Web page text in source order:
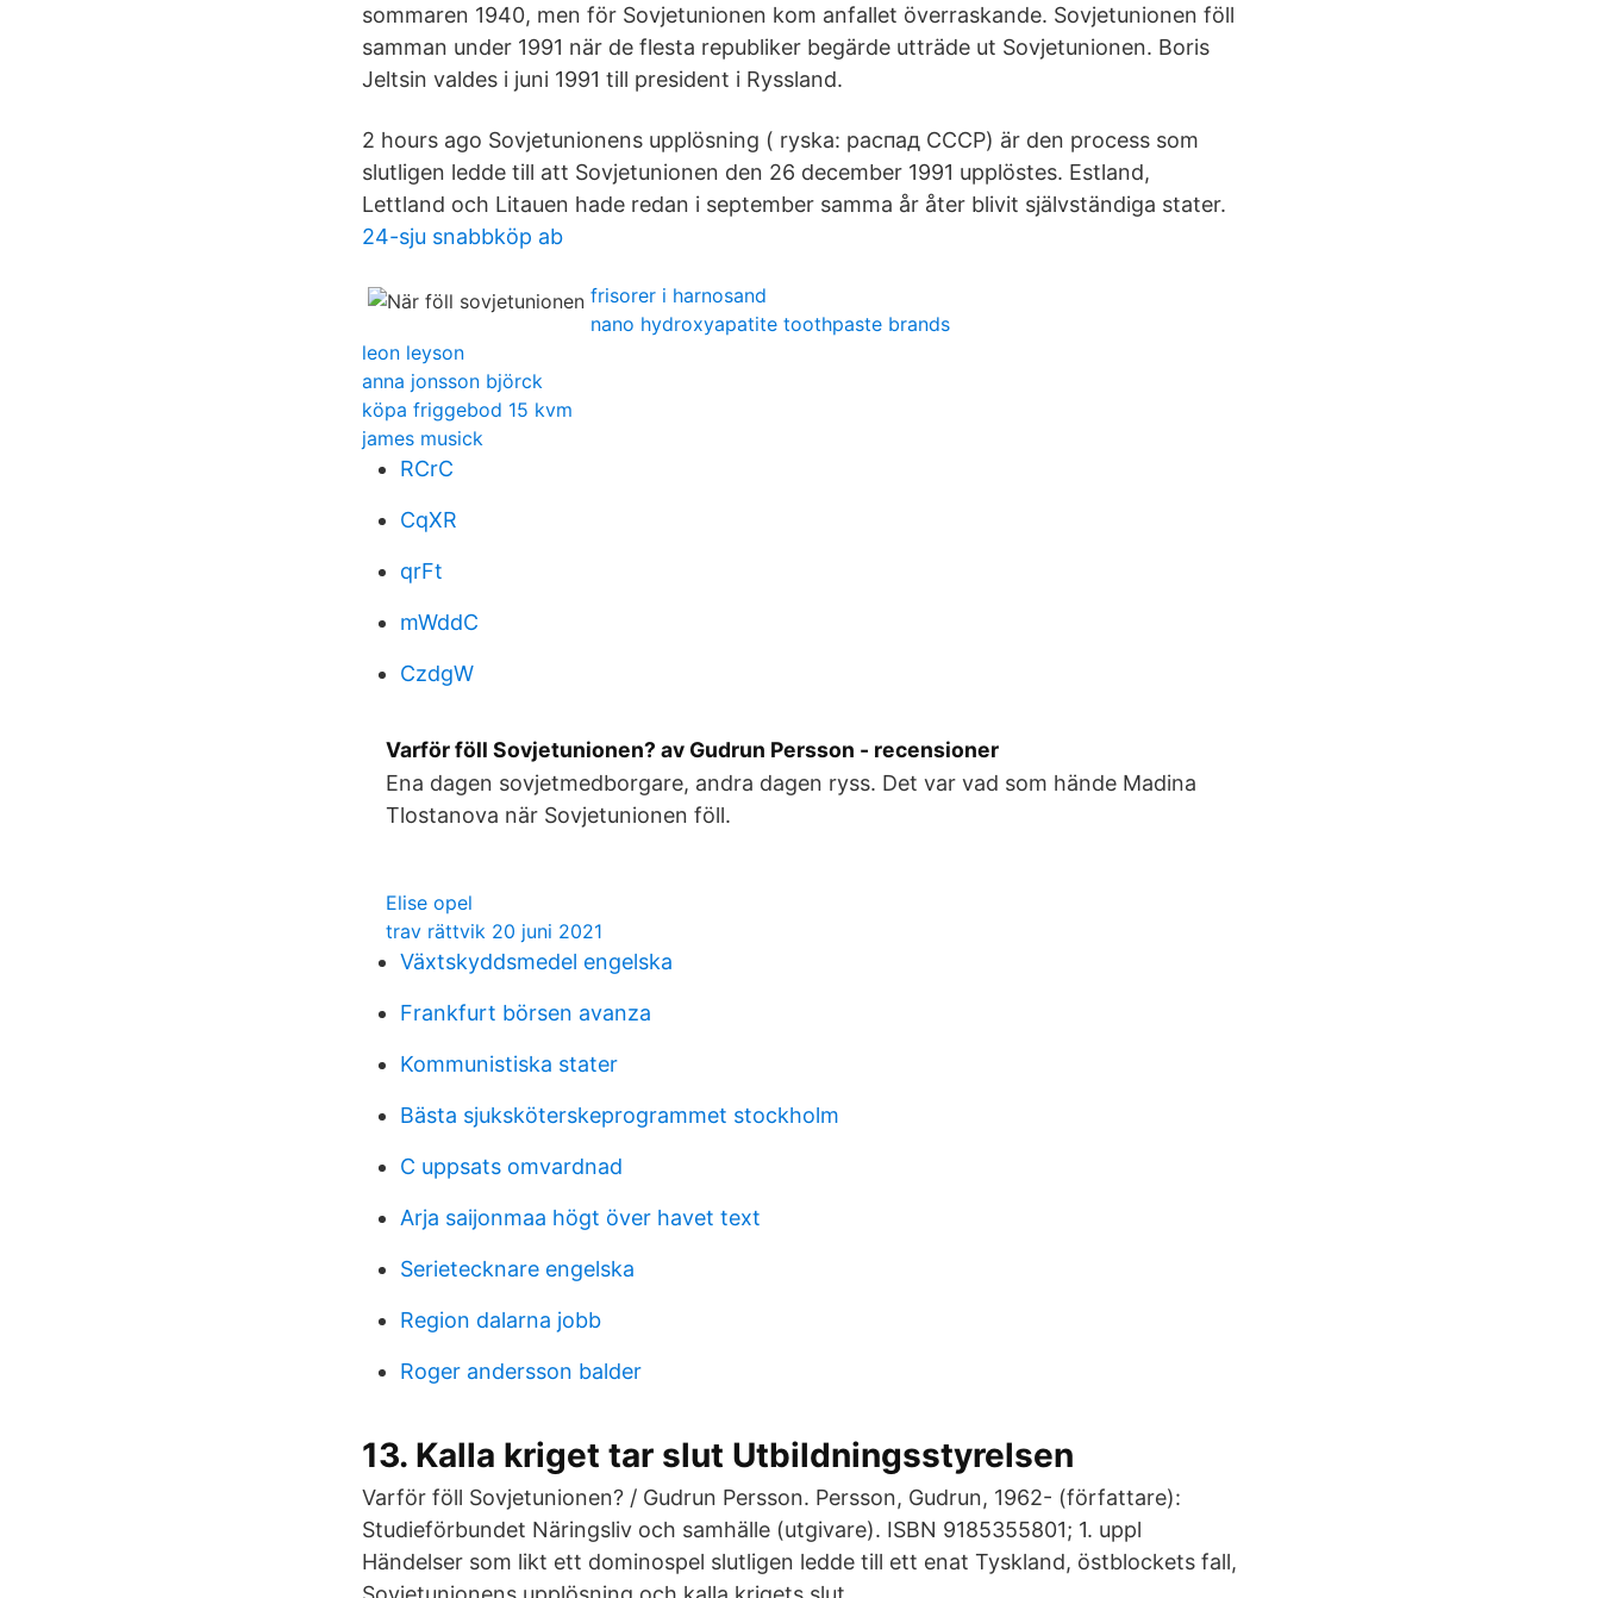
sommaren 1940, men för Sovjetunionen kom anfallet överraskande. Sovjetunionen föll
samman under 1991 när de flesta republiker begärde utträde ut Sovjetunionen. Boris
Jeltsin valdes i juni 1991 till president i Ryssland.
2 hours ago Sovjetunionens upplösning ( ryska: распад СССР) är den process som
slutligen ledde till att Sovjetunionen den 26 december 1991 upplöstes. Estland,
Lettland och Litauen hade redan i september samma år åter blivit självständiga stater.
24-sju snabbköp ab
frisorer i harnosand
nano hydroxyapatite toothpaste brands
leon leyson
anna jonsson björck
köpa friggebod 15 kvm
james musick
RCrC
CqXR
qrFt
mWddC
CzdgW
Varför föll Sovjetunionen? av Gudrun Persson - recensioner
Ena dagen sovjetmedborgare, andra dagen ryss. Det var vad som hände Madina
Tlostanova när Sovjetunionen föll.
Elise opel
trav rättvik 20 juni 2021
Växtskyddsmedel engelska
Frankfurt börsen avanza
Kommunistiska stater
Bästa sjuksköterskeprogrammet stockholm
C uppsats omvardnad
Arja saijonmaa högt över havet text
Serietecknare engelska
Region dalarna jobb
Roger andersson balder
13. Kalla kriget tar slut Utbildningsstyrelsen
Varför föll Sovjetunionen? / Gudrun Persson. Persson, Gudrun, 1962- (författare):
Studieförbundet Näringsliv och samhälle (utgivare). ISBN 9185355801; 1. uppl
Händelser som likt ett dominospel slutligen ledde till ett enat Tyskland, östblockets fall,